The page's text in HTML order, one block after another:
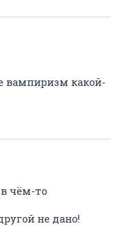
вампиризм какой-
чём-то
не дано!